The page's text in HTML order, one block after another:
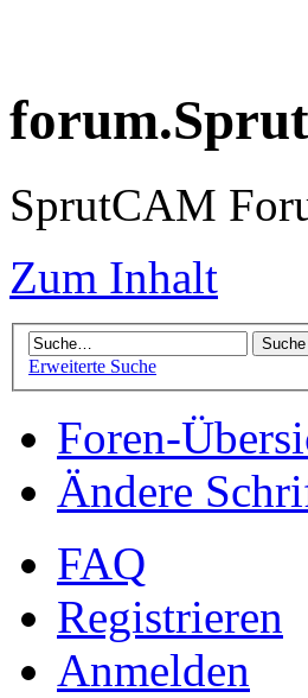
SprutCAM
Zum Inhalt
Erweiterte Suche
Foren-
Ändere
FAQ
Registrieren
Anmelden